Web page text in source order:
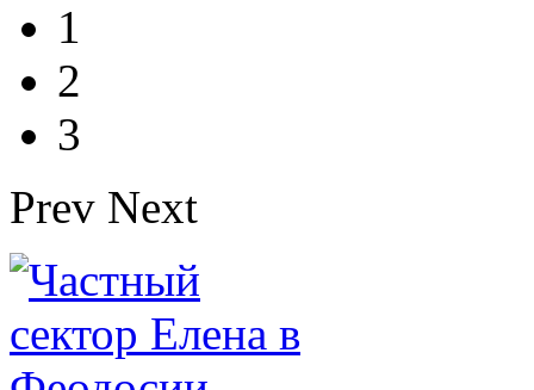
1
2
3
Prev Next